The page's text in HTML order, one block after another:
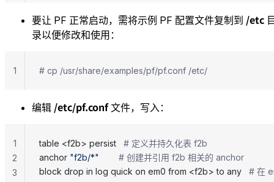
要让 PF 正常启动，需将示例 PF 配置文件复制到 /etc
录以便修改和使用：
# cp /usr/share/examples/pf/pf.conf /etc/
1
编辑 /etc/pf.conf文件，写入：
table <f2b> persist # 定义并持久化表 f2b
anchor "f2b/*"
        # 创建并引用 f2b 相关的 anchor
block drop in log quick on em0 from <f2b> to any # 在
1
2
3